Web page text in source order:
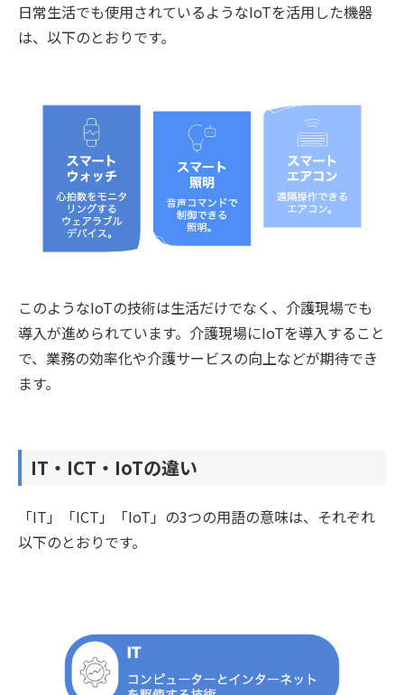
日常生活でも使用されているようなIoTを活用した機器
は、以下のとおりです。
このようなIoTの技術は生活だけでなく、介護現場でも
導入が進められています。介護現場にIoTを導入すること
で、業務の効率化や介護サービスの向上などが期待でき
ます。
IT・ICT・IoTの違い
「IT」「ICT」「IoT」の3つの用語の意味は、それぞれ
以下のとおりです。